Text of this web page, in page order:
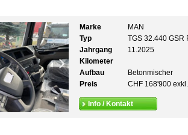
Marke
MAN
Typ
TGS 32.440 GSR
Jahrgang
11.2025
Kilometer
Aufbau
Betonmischer
Preis
CHF 168'900
Info / Kontakt